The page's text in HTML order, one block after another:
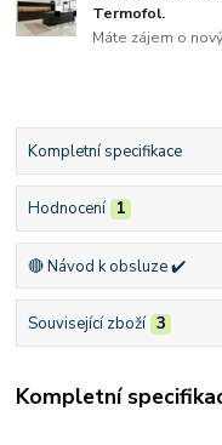
Termofol.
Máte zájem o
Kompletní specifikace
Hodnocení 1
🔴 Návod k obsluze ✔️
Související zboží 3
Kompletní